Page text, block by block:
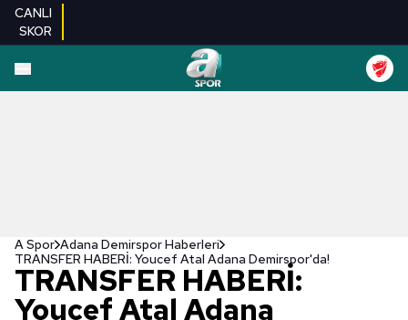
CANLI
SKOR
A Spor Adana Demirspor Haberleri
TRANSFER HABERİ: Youcef Atal Adana Demirspor'da!
TRANSFER HABERİ:
Youcef Atal Adana